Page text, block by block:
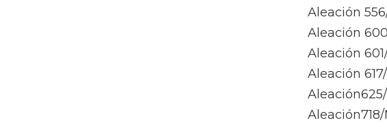
Aleación
Aleación
Aleación
Aleación
Aleación718/